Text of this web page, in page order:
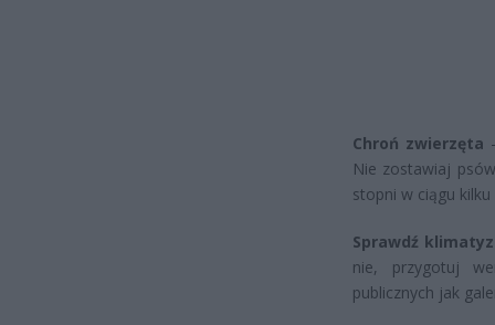
Chroń zwierzęta
Nie zostawiaj
stopni w ciągu
Sprawdź
nie, przygotuj
publicznych jak